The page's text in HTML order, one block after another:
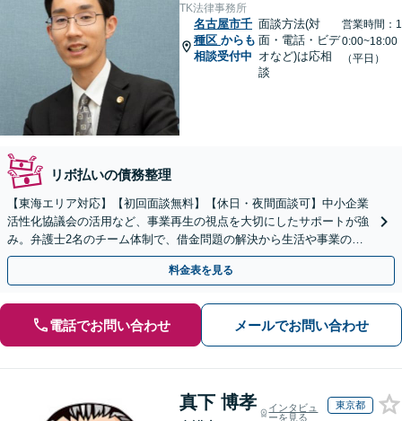
TK法律事務所
名古屋市千
種区 からも
相談受付中
面談方法(対
面・電話・ビデ
オなど)は応相
談
営業時間：1
0:00~18:00
（平日）
リボ払いの債務整理
【東海エリア対応】【初回面談無料】【休日・夜間面談可】中小企業
活性化協議会の活用など、事業再生の視点を大切にしたサポートが強
み。弁護士2名のチーム体制で、借金問題の解決から生活や事業の立
て直しまで丁寧に寄り添います。【法人・個人】
料金表を見る
電話でお問い合わせ メールでお問い合わせ
真下 博孝
インタビュ
ーを見る
東京都